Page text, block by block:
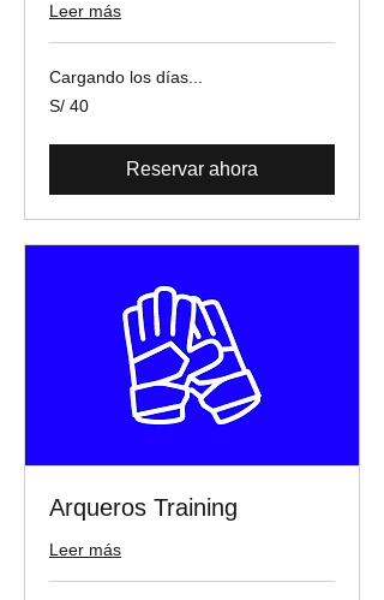
Leer más
Cargando los días...
40
soles
S/ 40
Reservar ahora
Arqueros Training
Leer más